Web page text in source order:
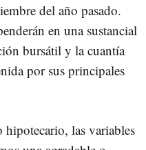
del año pasado.
en una sustancial
bursátil y la cuantía
por sus principales
las variables